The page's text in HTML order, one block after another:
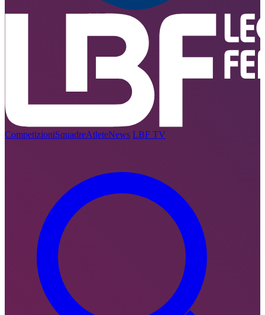
CompetizioniSquadreAtleteNews LBF TV